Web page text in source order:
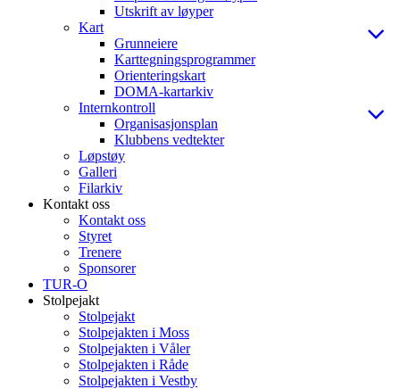
Utskrift av løyper
Kart
Grunneiere
Karttegningsprogrammer
Orienteringskart
DOMA-kartarkiv
Internkontroll
Organisasjonsplan
Klubbens vedtekter
Løpstøy
Galleri
Filarkiv
Kontakt oss
Kontakt oss
Styret
Trenere
Sponsorer
TUR-O
Stolpejakt
Stolpejakt
Stolpejakten i Moss
Stolpejakten i Våler
Stolpejakten i Råde
Stolpejakten i Vestby